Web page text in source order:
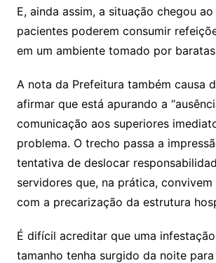
E, ainda assim, a situação chegou
pacientes poderem consumir
em um ambiente tomado por
A nota da Prefeitura também causa
afirmar que está apurando a
comunicação aos superiores
problema. O trecho passa a
tentativa de deslocar
servidores que, na prática,
com a precarização da estrutura
É difícil acreditar que uma
tamanho tenha surgido da noite